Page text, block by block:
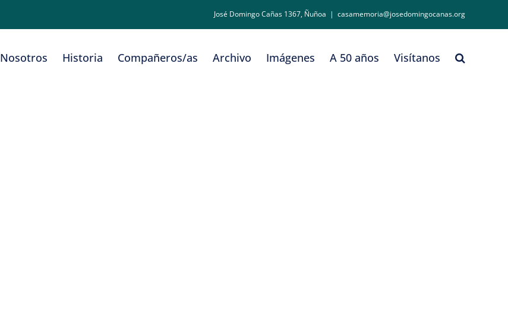
José Domingo Cañas 1367, Ñuñoa | casamemoria@josedomingocanas.org
Nosotros Historia Compañeros/as Archivo Imágenes A 50 años Visítanos